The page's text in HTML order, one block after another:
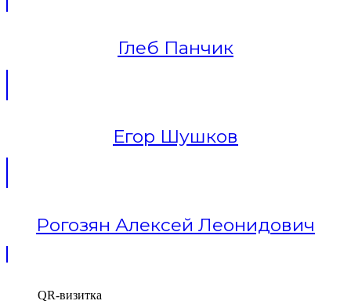
Глеб Панчик
Егор Шушков
Рогозян Алексей Леонидович
QR-визитка